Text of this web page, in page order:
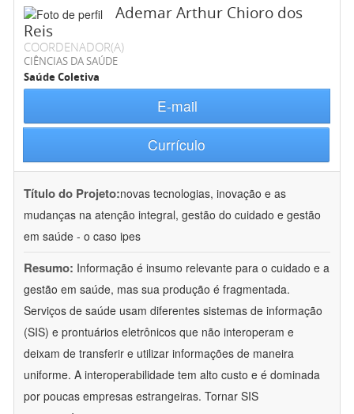
Ademar Arthur Chioro dos
Reis
COORDENADOR(A)
CIÊNCIAS DA SAÚDE
Saúde Coletiva
E-mail
Currículo
Título do Projeto:novas tecnologias, inovação e as
mudanças na atenção integral, gestão do cuidado e gestão
em saúde - o caso ipes
Resumo: Informação é insumo relevante para o cuidado e a
gestão em saúde, mas sua produção é fragmentada.
Serviços de saúde usam diferentes sistemas de informação
(SIS) e prontuários eletrônicos que não interoperam e
deixam de transferir e utilizar informações de maneira
uniforme. A interoperabilidade tem alto custo e é dominada
por poucas empresas estrangeiras. Tornar SIS